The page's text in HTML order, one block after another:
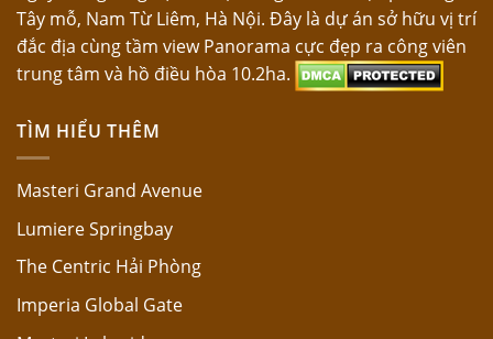
Tây mỗ, Nam Từ Liêm, Hà Nội. Đây là dự án sở hữu vị trí
đắc địa cùng tầm view Panorama cực đẹp ra công viên
trung tâm và hồ điều hòa 10.2ha.
TÌM HIỂU THÊM
Masteri Grand Avenue
Lumiere Springbay
The Centric Hải Phòng
Imperia Global Gate